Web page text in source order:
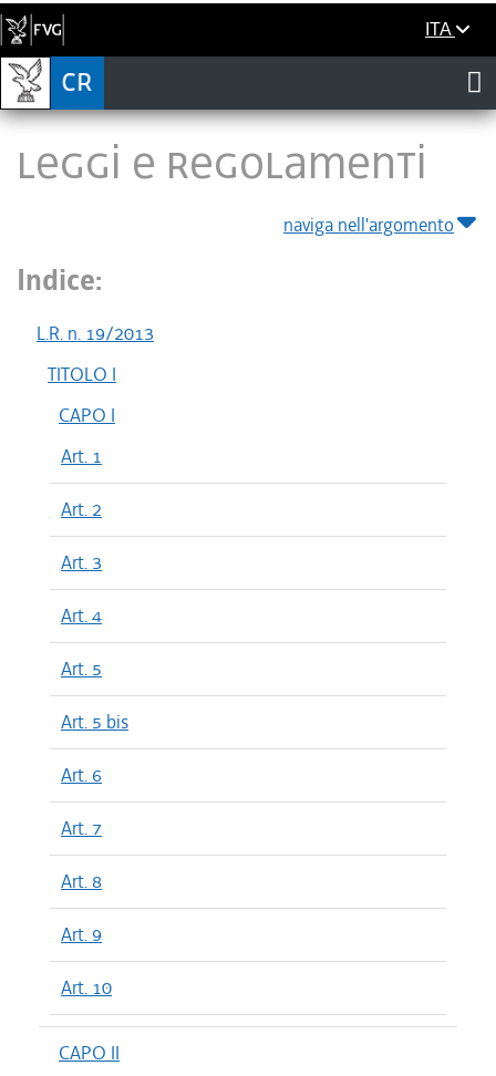
ITA
LEGGI E REGOLAMENTI
naviga nell'argomento
Indice:
L.R. n. 19/2013
TITOLO I
CAPO I
Art. 1
Art. 2
Art. 3
Art. 4
Art. 5
Art. 5 bis
Art. 6
Art. 7
Art. 8
Art. 9
Art. 10
CAPO II